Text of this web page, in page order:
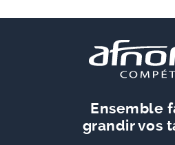
Ensemble
grandir vos